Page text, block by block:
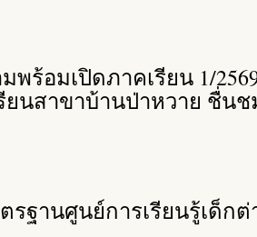
ร้อมเปิดภาคเรียน 1/
ยนสาขาบ้านป่าหวาย ชื่น
ฐานศูนย์การเรียนรู้เด็กต่